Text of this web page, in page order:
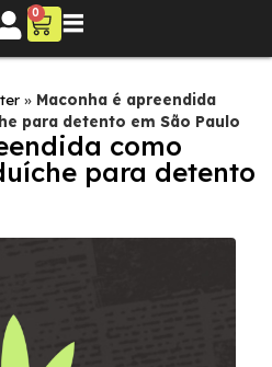
0
» Maconha é apreendida
para detento em São Paulo
como
para detento